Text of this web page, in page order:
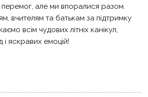
перемог, але ми впоралися разом.
вчителям та батькам за підтримку
всім чудових літніх канікул,
і яскравих емоцій!